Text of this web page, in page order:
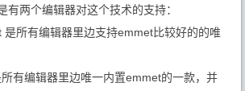
有两个编辑器对这个技术的支持：
是所有编辑器里边支持emmet比较好的的唯
有编辑器里边唯一内置emmet的一款，并